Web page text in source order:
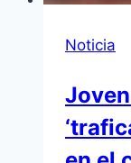
Noticia